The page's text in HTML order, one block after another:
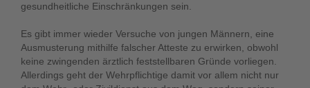
gesundheitliche Einschränkungen sein.
Es gibt immer wieder Versuche von jungen Männern, eine
Ausmusterung mithilfe falscher Atteste zu erwirken, obwohl
keine zwingenden ärztlich feststellbaren Gründe vorliegen.
Allerdings geht der Wehrpflichtige damit vor allem nicht nur